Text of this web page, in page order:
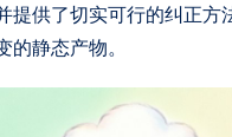
提供了切实可行的纠正
静态产物。